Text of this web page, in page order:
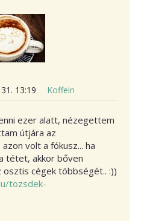
13:19 Koffein
ezer alatt, nézegettem
útjára az
volt a fókusz... ha
tétet, akkor bőven
cégek többségét.. :))
tozsdek-